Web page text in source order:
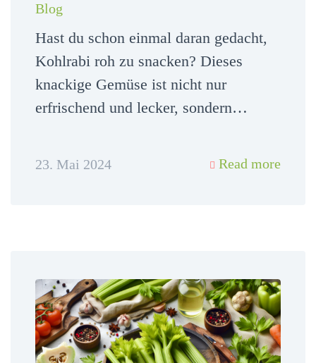
Blog
Hast du schon einmal daran gedacht,
Kohlrabi roh zu snacken? Dieses
knackige Gemüse ist nicht nur
erfrischend und lecker, sondern…
23. Mai 2024 Read more